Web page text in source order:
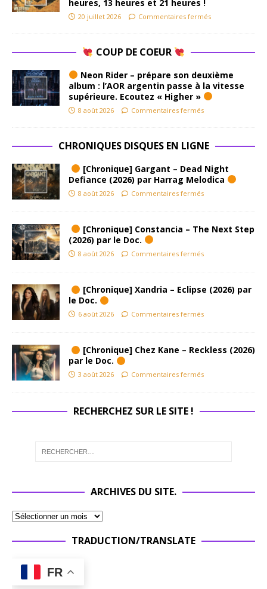
heures, 13 heures et 21 heures !
20 juillet 2026 Commentaires fermés
COUP DE COEUR
Neon Rider – prépare son deuxième
album : l’AOR argentin passe à la vitesse
supérieure. Ecoutez « Higher »
8 août 2026 Commentaires fermés
CHRONIQUES DISQUES EN LIGNE
[Chronique] Gargant – Dead Night
Defiance (2026) par Harrag Melodica
8 août 2026 Commentaires fermés
[Chronique] Constancia – The Next Step
(2026) par le Doc.
8 août 2026 Commentaires fermés
[Chronique] Xandria – Eclipse (2026) par
le Doc.
6 août 2026 Commentaires fermés
[Chronique] Chez Kane – Reckless (2026)
par le Doc.
3 août 2026 Commentaires fermés
RECHERCHEZ SUR LE SITE !
ARCHIVES DU SITE.
TRADUCTION/TRANSLATE
FR